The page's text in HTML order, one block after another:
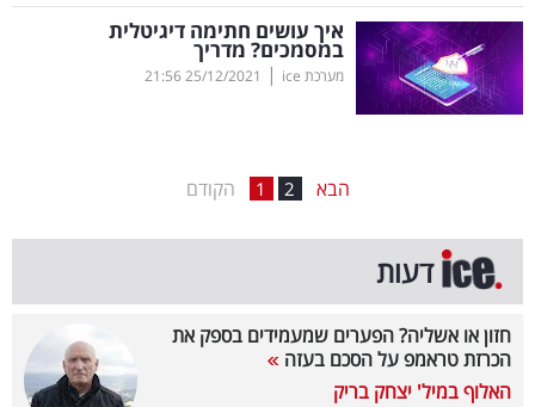
ופנאי
תיירות
המילון
הכלכלי
פודקאסט
40
איך עושים חתימה דיגיטלית
במסמכים? מדריך
מערכת ice |
25/12/2021
21:56
הקודם 1 2 הבא
דעות
חזון או אשליה? הפערים שמעמידים בספק את
הכרזת טראמפ על הסכם בעזה
האלוף במיל' יצחק בריק